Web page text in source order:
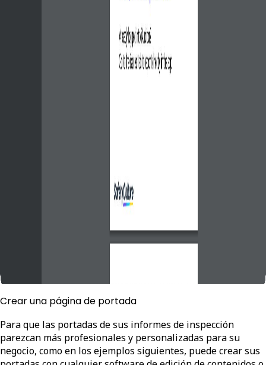
Crear una página de portada
Para que las portadas de sus informes de inspección
parezcan más profesionales y personalizadas para su
negocio, como en los ejemplos siguientes, puede crear sus